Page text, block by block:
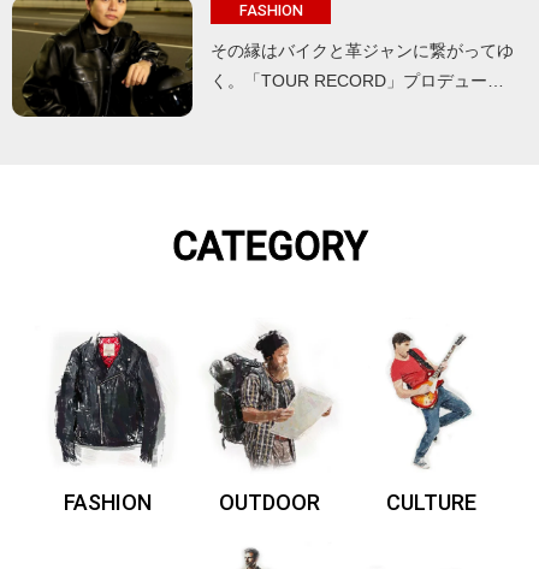
FASHION
その縁はバイクと革ジャンに繋がってゆ
く。「TOUR RECORD」プロデュー…
CATEGORY
FASHION OUTDOOR CULTURE